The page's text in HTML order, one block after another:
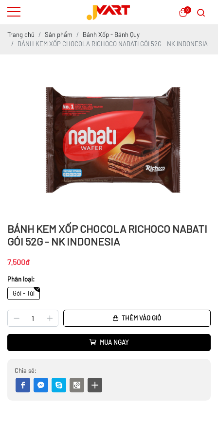
0
Trang chủ Sản phẩm
Bánh Xốp - Bánh Quy
BÁNH KEM XỐP CHOCOLA RICHOCO NABATI GÓI 52G - NK INDONESIA
BÁNH KEM XỐP CHOCOLA RICHOCO NABATI
GÓI 52G - NK INDONESIA
7.500đ
Phân loại:
Gói - Túi
THÊM VÀO GIỎ
MUA NGAY
Chia sẻ: